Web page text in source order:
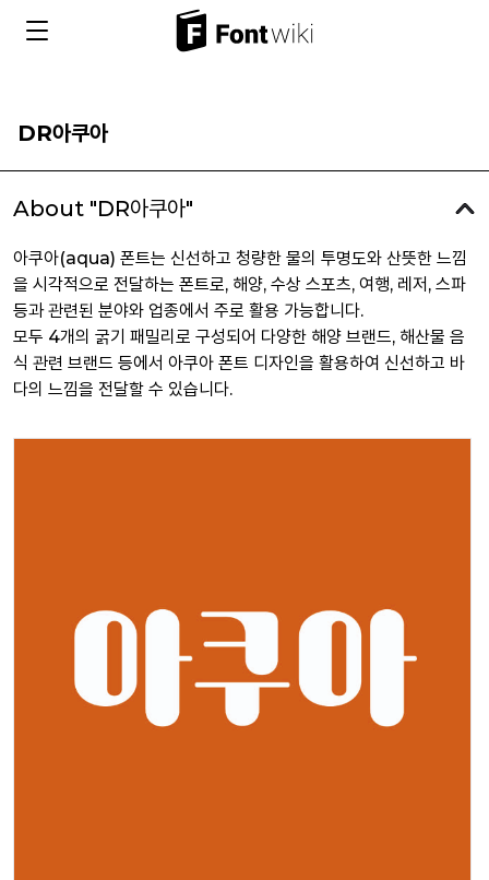
DR아쿠아
About "DR아쿠아"
아쿠아(aqua) 폰트는 신선하고 청량한 물의 투명도와 산뜻한 느낌
을 시각적으로 전달하는 폰트로, 해양, 수상 스포츠, 여행, 레저, 스파
등과 관련된 분야와 업종에서 주로 활용 가능합니다.
모두 4개의 굵기 패밀리로 구성되어 다양한 해양 브랜드, 해산물 음
식 관련 브랜드 등에서 아쿠아 폰트 디자인을 활용하여 신선하고 바
다의 느낌을 전달할 수 있습니다.